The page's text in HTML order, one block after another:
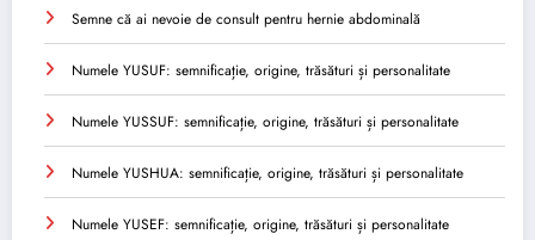
Semne că ai nevoie de consult pentru hernie abdominală
Numele YUSUF: semnificație, origine, trăsături și personalitate
Numele YUSSUF: semnificație, origine, trăsături și personalitate
Numele YUSHUA: semnificație, origine, trăsături și personalitate
Numele YUSEF: semnificație, origine, trăsături și personalitate